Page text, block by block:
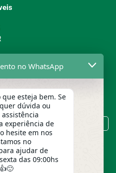
PAGAMENTOS E
no FAQ!
no WhatsApp
que esteja bem. Se
dúvida ou
experiência de
hesite em nos
no
ajudar de
das 09:00hs